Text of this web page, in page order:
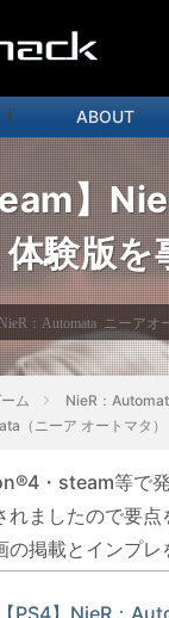
ABOUT
】
験版
：Automata ニーアオ
ム
NieR：
（ニーア オートマタ
・steam等で
れましたので要点
の掲載とインプ
【PS4】NieR：